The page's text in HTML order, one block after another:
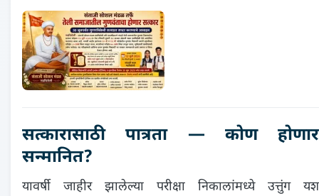
सत्कारासाठी पात्रता — कोण होणार
सन्मानित?
यावर्षी जाहीर झालेल्या परीक्षा निकालांमध्ये उत्तुंग यश